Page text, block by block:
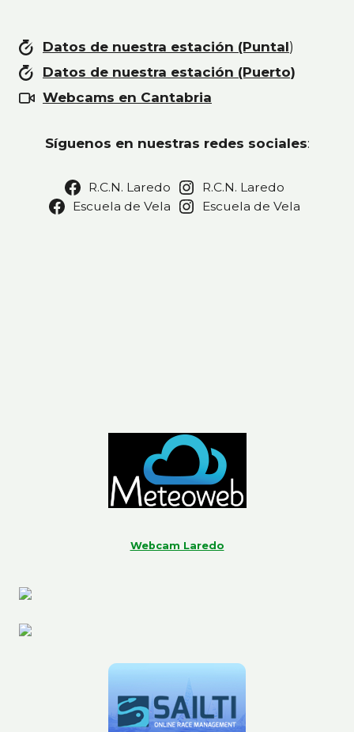
Datos de nuestra estación (Puntal)
Datos de nuestra estación (Puerto)
Webcams en Cantabria
Síguenos en nuestras redes sociales:
R.C.N. Laredo
R.C.N. Laredo
Escuela de Vela
Escuela de Vela
Webcam Laredo